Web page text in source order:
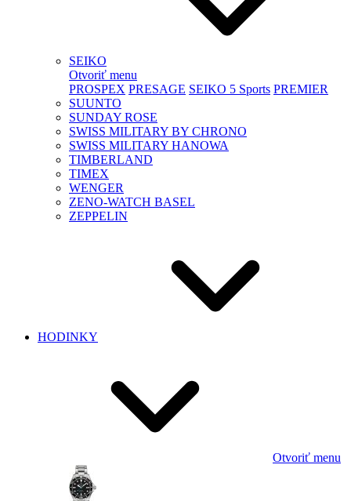
SEIKO
Otvoriť menu
PROSPEX PRESAGE SEIKO 5 Sports PREMIER
SUUNTO
SUNDAY ROSE
SWISS MILITARY BY CHRONO
SWISS MILITARY HANOWA
TIMBERLAND
TIMEX
WENGER
ZENO-WATCH BASEL
ZEPPELIN
HODINKY
Otvoriť menu